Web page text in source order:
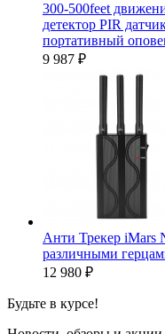
300-500feet
детектор PIR
портативный
9 987 ₽
Анти Трекер iMars
различными
12 980 ₽
Будьте в курсе!